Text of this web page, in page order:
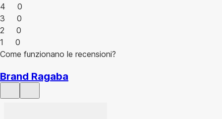
4
0
3
0
2
0
1
0
Come funzionano le recensioni?
Brand Ragaba